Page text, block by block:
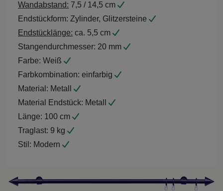
Wandabstand: 7,5 / 14,5 cm
Endstückform: Zylinder, Glitzersteine
Endstücklänge: ca. 5,5 cm
Stangendurchmesser: 20 mm
Farbe: Weiß
Farbkombination: einfarbig
Material: Metall
Material Endstück: Metall
Länge: 100 cm
Traglast: 9 kg
Stil: Modern